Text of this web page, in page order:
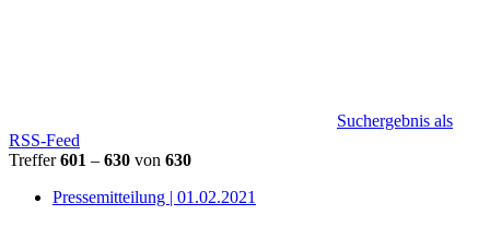
Suchergebnis als
RSS-Feed
Treffer601 – 630 von 630
Pressemitteilung | 01.02.2021